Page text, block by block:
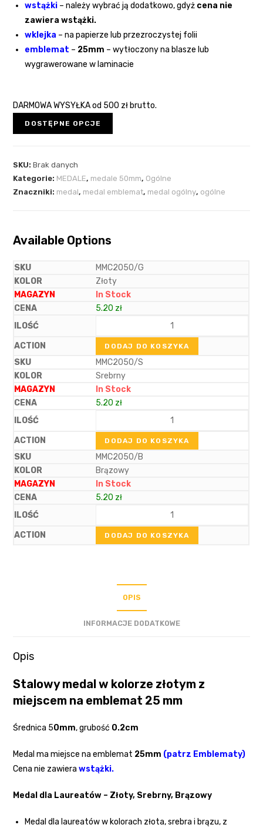
wstążki – należy wybrać ją dodatkowo, gdyż cena nie
zawiera wstążki.
wklejka – na papierze lub przezroczystej folii
emblemat – 25mm – wytłoczony na blasze lub
wygrawerowane w laminacie
DARMOWA WYSYŁKAod 500 zł brutto.
DOSTĘPNE OPCJE
SKU:Brak danych
Kategorie: MEDALE, medale 50mm, Ogólne
Znaczniki: medal, medal emblemat, medal ogólny, ogólne
Available Options
MMC2050/G
Złoty
In Stock
5.20 zł
DODAJ DO KOSZYKA
MMC2050/S
Srebrny
In Stock
5.20 zł
DODAJ DO KOSZYKA
MMC2050/B
Brązowy
In Stock
5.20 zł
DODAJ DO KOSZYKA
OPIS
INFORMACJE DODATKOWE
Opis
Stalowy medal w kolorze złotym z
miejscem na emblemat 25 mm
Średnica 50mm, grubość 0.2cm
Medal ma miejsce na emblemat 25mm (patrz Emblematy)
Cena nie zawierawstążki.
Medal dla Laureatów – Złoty, Srebrny, Brązowy
Medal dla laureatów w kolorach złota, srebra i brązu, z